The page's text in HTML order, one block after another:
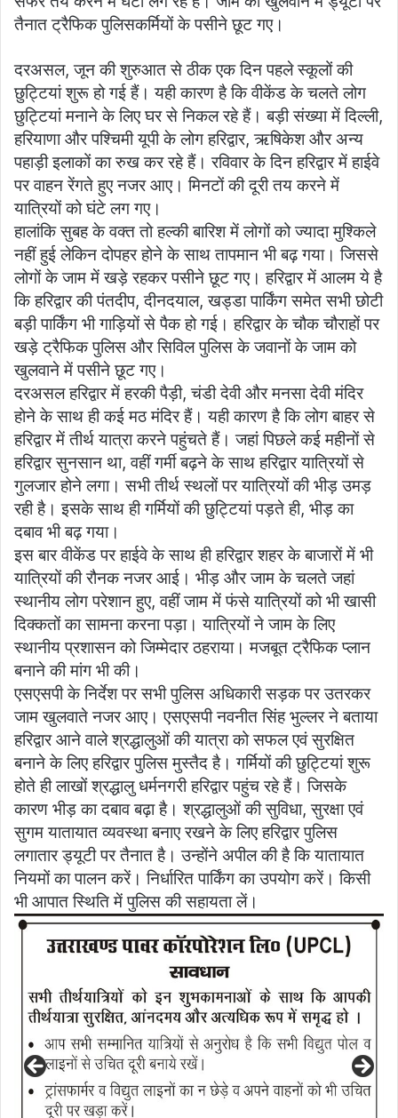
तैनात ट्रैफिक पुलिसकर्मियों के पसीने छूट गए।
दरअसल, जून की शुरुआत से ठीक एक दिन पहले स्कूलों की
छुट्टियां शुरू हो गई हैं। यही कारण है कि वीकेंड के चलते लोग
छुट्टियां मनाने के लिए घर से निकल रहे हैं। बड़ी संख्या में दिल्ली,
हरियाणा और पश्चिमी यूपी के लोग हरिद्वार, ऋषिकेश और अन्य
पहाड़ी इलाकों का रुख कर रहे हैं। रविवार के दिन हरिद्वार में हाईवे
पर वाहन रेंगते हुए नजर आए। मिनटों की दूरी तय करने में
यात्रियों को घंटे लग गए।
हालांकि सुबह के वक्त तो हल्की बारिश में लोगों को ज्यादा मुश्किले
नहीं हुई लेकिन दोपहर होने के साथ तापमान भी बढ़ गया। जिससे
लोगों के जाम में खड़े रहकर पसीने छूट गए। हरिद्वार में आलम ये है
कि हरिद्वार की पंतदीप, दीनदयाल, खड्डा पार्किंग समेत सभी छोटी
बड़ी पार्किंग भी गाड़ियों से पैक हो गई। हरिद्वार के चौक चौराहों पर
खड़े ट्रैफिक पुलिस और सिविल पुलिस के जवानों के जाम को
खुलवाने में पसीने छूट गए।
दरअसल हरिद्वार में हरकी पैड़ी, चंडी देवी और मनसा देवी मंदिर
होने के साथ ही कई मठ मंदिर हैं। यही कारण है कि लोग बाहर से
हरिद्वार में तीर्थ यात्रा करने पहुंचते हैं। जहां पिछले कई महीनों से
हरिद्वार सुनसान था, वहीं गर्मी बढ़ने के साथ हरिद्वार यात्रियों से
गुलजार होने लगा। सभी तीर्थ स्थलों पर यात्रियों की भीड़ उमड़
रही है। इसके साथ ही गर्मियों की छुट्टियां पड़ते ही, भीड़ का
दबाव भी बढ़ गया।
इस बार वीकेंड पर हाईवे के साथ ही हरिद्वार शहर के बाजारों में भी
यात्रियों की रौनक नजर आई। भीड़ और जाम के चलते जहां
स्थानीय लोग परेशान हुए, वहीं जाम में फंसे यात्रियों को भी खासी
दिक्कतों का सामना करना पड़ा। यात्रियों ने जाम के लिए
स्थानीय प्रशासन को जिम्मेदार ठहराया। मजबूत ट्रैफिक प्लान
बनाने की मांग भी की।
एसएसपी के निर्देश पर सभी पुलिस अधिकारी सड़क पर उतरकर
जाम खुलवाते नजर आए। एसएसपी नवनीत सिंह भुल्लर ने बताया
हरिद्वार आने वाले श्रद्धालुओं की यात्रा को सफल एवं सुरक्षित
बनाने के लिए हरिद्वार पुलिस मुस्तैद है। गर्मियों की छुट्टियां शुरू
होते ही लाखों श्रद्धालु धर्मनगरी हरिद्वार पहुंच रहे हैं। जिसके
कारण भीड़ का दबाव बढ़ा है। श्रद्धालुओं की सुविधा, सुरक्षा एवं
सुगम यातायात व्यवस्था बनाए रखने के लिए हरिद्वार पुलिस
लगातार ड्यूटी पर तैनात है। उन्होंने अपील की है कि यातायात
नियमों का पालन करें। निर्धारित पार्किंग का उपयोग करें। किसी
भी आपात स्थिति में पुलिस की सहायता लें।